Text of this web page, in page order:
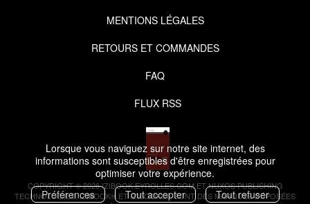
Lorsque vous naviguez sur notre site internet, des
informations sont susceptibles d'être enregistrées pour
optimiser votre expérience.
Préférences
Tout accepter Tout refuser
MENTIONS LÉGALES
RETOURS ET COMMANDES
FAQ
FLUX RSS
COPYRIGHT © 2026 IZIBOOK.EYROLLES.COM ET NUXOS PUBLISHING
TECHNOLOGIES.IZIBOOK® ETIZIBOOKS®SONT DES MARQUES DÉPOSÉES